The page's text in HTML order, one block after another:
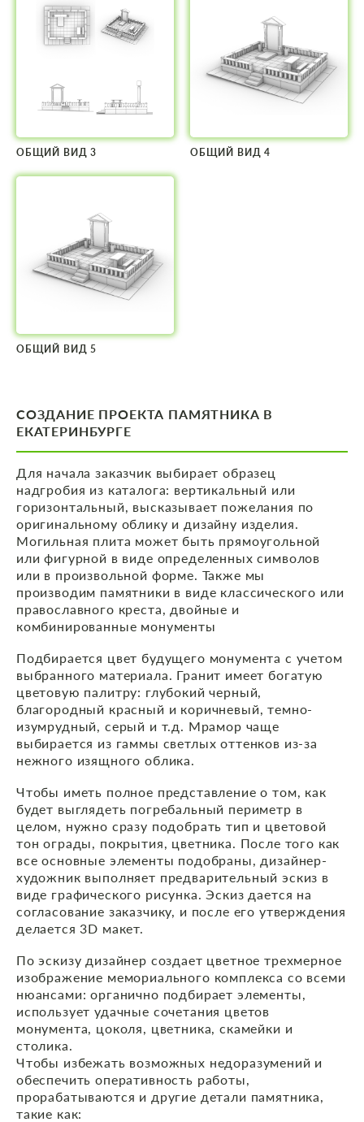
ОБЩИЙ ВИД 3 ОБЩИЙ ВИД 4
ОБЩИЙ ВИД 5
СОЗДАНИЕ ПРОЕКТА ПАМЯТНИКА В
ЕКАТЕРИНБУРГЕ
Для начала заказчик выбирает образец
надгробия из каталога: вертикальный или
горизонтальный, высказывает пожелания по
оригинальному облику и дизайну изделия.
Могильная плита может быть прямоугольной
или фигурной в виде определенных символов
или в произвольной форме. Также мы
производим памятники в виде классического или
православного креста, двойные и
комбинированные монументы
Подбирается цвет будущего монумента с учетом
выбранного материала. Гранит имеет богатую
цветовую палитру: глубокий черный,
благородный красный и коричневый, темно-
изумрудный, серый и т.д. Мрамор чаще
выбирается из гаммы светлых оттенков из-за
нежного изящного облика.
Чтобы иметь полное представление о том, как
будет выглядеть погребальный периметр в
целом, нужно сразу подобрать тип и цветовой
тон ограды, покрытия, цветника. После того как
все основные элементы подобраны, дизайнер-
художник выполняет предварительный эскиз в
виде графического рисунка. Эскиз дается на
согласование заказчику, и после его утверждения
делается 3D макет.
По эскизу дизайнер создает цветное трехмерное
изображение мемориального комплекса со всеми
нюансами: органично подбирает элементы,
использует удачные сочетания цветов
монумента, цоколя, цветника, скамейки и
столика.
Чтобы избежать возможных недоразумений и
обеспечить оперативность работы,
прорабатываются и другие детали памятника,
такие как: